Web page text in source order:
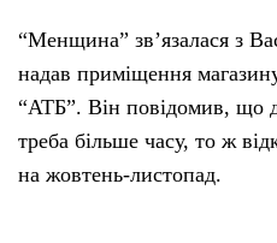
“Менщина” зв’язалася з
надав приміщення
“АТБ”. Він повідомив, що
треба більше часу, то ж
на жовтень-листопад.